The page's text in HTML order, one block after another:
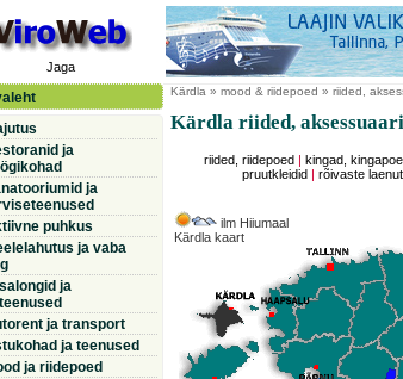
Jaga
ja
ja
puhkus
ja vaba
ja
ja transport
ja teenused
ja riidepoed
Kärdla » mood & riidepoed » riided,
Kärdla riided,
riided, riidepoed kingad,
pruutkleidid
rõivaste
ilm Hiiumaal
Kärdla kaart